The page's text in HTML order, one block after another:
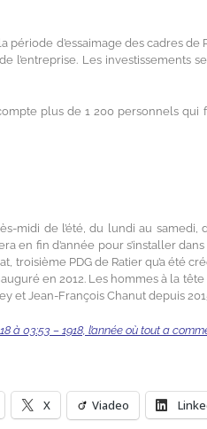
d’essaimage des cadres de
l’entreprise. Les investissements
plus de 1 200 personnels qui
midi de l’été, du lundi au samedi,
en fin d’année pour s’installer
troisième PDG de Ratier qu’a été
en 2012. Les hommes à la
et Jean-François Chanut depuis
à 03:53 – 1918, l’année où tout a
X Viadeo